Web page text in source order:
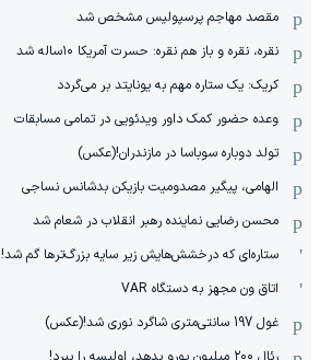
مقصد مهاجم پرسپولیس مشخص شد
نقره، نقره و باز هم نقره: حسرت آمریکا ۱۰‌ساله شد
کریک: یک ستاره مهم به یونایتد بر می‌گردد
وعده حضور کمک داور ویدئویی در تمامی مسابقات
تولد دوباره سوباسا در مازندران!(عکس)
الهامی، پیگیر مصدومیت بازیکن بدشانس نساجی
محسن رضایی نماینده رهبر انقلاب در شعام شد
ستاره‌ای که درخشش‌هایش زیر سایه بزرگ‌ترها گم شد!
اتاق ون مجهز به دستگاه VAR
غول 197 سانتی‌متری شاگرد نوری شد!(عکس)